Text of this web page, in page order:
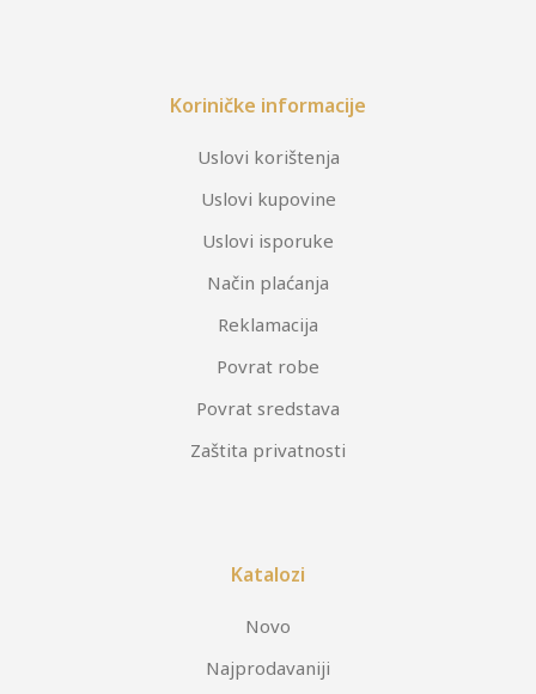
Koriničke informacije
Uslovi korištenja
Uslovi kupovine
Uslovi isporuke
Način plaćanja
Reklamacija
Povrat robe
Povrat sredstava
Zaštita privatnosti
Katalozi
Novo
Najprodavaniji